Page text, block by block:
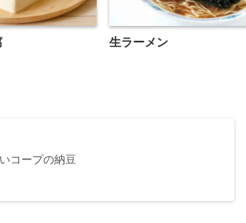
生ラーメン
コープの納豆